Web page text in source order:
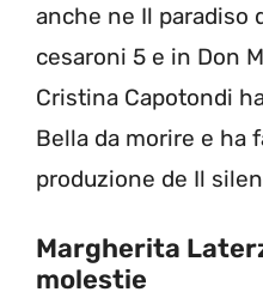
anche ne Il paradiso
cesaroni 5 e in Don
Cristina Capotondi
Bella da morire e ha
produzione de Il
Margherita
molestie